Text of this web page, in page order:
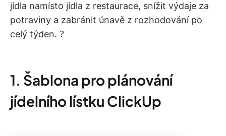
jídla namísto jídla z restaurace, snížit výdaje za
potraviny a zabránit únavě z rozhodování po
celý týden. ?
1. Šablona pro plánování
jídelního lístku ClickUp